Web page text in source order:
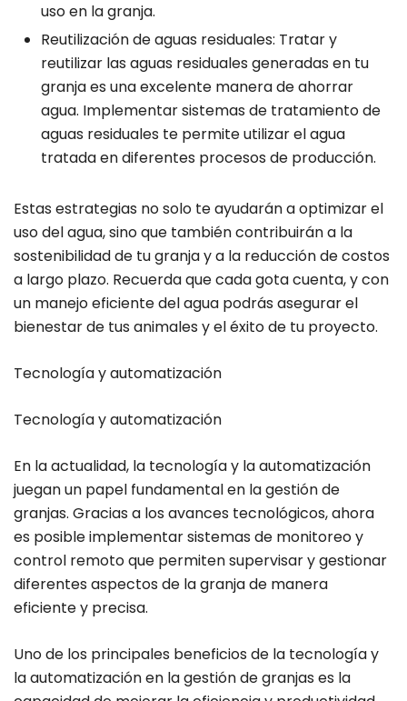
uso en la granja.
Reutilización de aguas residuales: Tratar y
reutilizar las aguas residuales generadas en tu
granja es una excelente manera de ahorrar
agua. Implementar sistemas de tratamiento de
aguas residuales te permite utilizar el agua
tratada en diferentes procesos de producción.
Estas estrategias no solo te ayudarán a optimizar el
uso del agua, sino que también contribuirán a la
sostenibilidad de tu granja y a la reducción de costos
a largo plazo. Recuerda que cada gota cuenta, y con
un manejo eficiente del agua podrás asegurar el
bienestar de tus animales y el éxito de tu proyecto.
Tecnología y automatización
Tecnología y automatización
En la actualidad, la tecnología y la automatización
juegan un papel fundamental en la gestión de
granjas. Gracias a los avances tecnológicos, ahora
es posible implementar sistemas de monitoreo y
control remoto que permiten supervisar y gestionar
diferentes aspectos de la granja de manera
eficiente y precisa.
Uno de los principales beneficios de la tecnología y
la automatización en la gestión de granjas es la